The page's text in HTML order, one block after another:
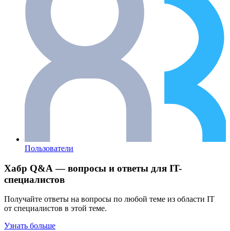
Пользователи
Хабр Q&A — вопросы и ответы для IT-
специалистов
Получайте ответы на вопросы по любой теме из области IT
от специалистов в этой теме.
Узнать больше